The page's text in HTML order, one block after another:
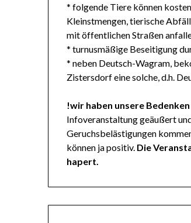
* folgende Tiere können
Kleinstmengen, tierische
mit öffentlichen Straßen
* turnusmäßige Beseitigung
* neben Deutsch-Wagram,
Zistersdorf eine solche, d.h.
!wir haben unsere Bedenken
Infoveranstaltung geäußert
Geruchsbelästigungen
können ja positiv. Die
hapert.